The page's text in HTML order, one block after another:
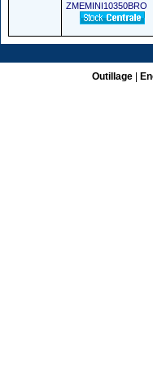
ZMEMINI10350BRO
Outillage|